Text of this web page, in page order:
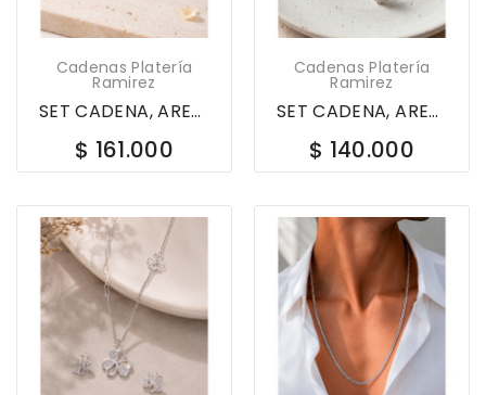
Cadenas Platería
Ramirez
SET CADENA, ARETES Y DIJE EN PLATA LEY 925...
$ 161.000
Cadenas Platería
Ramirez
SET CADENA, ARETES Y DIJE EN PLATA LEY 925...
$ 140.000